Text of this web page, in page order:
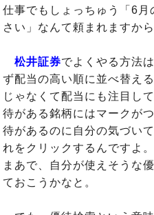
仕事でもしょっちゅう「6
さい」なんて頼まれますから
松井証券でよくやる方法
ず配当の高い順に並べ替え
じゃなくて配当にも注目し
待がある銘柄にはマークが
待があるのに自分の気づい
れをクリックするんですよ
まあで、自分が使えそうな
ておこうかなと。